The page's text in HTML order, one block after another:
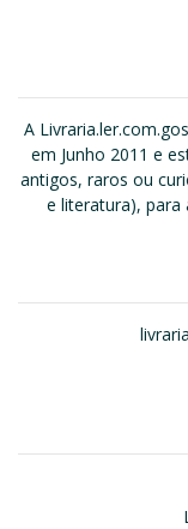
A
em Junho 2011 e
antigos, raros ou
e literatura), para